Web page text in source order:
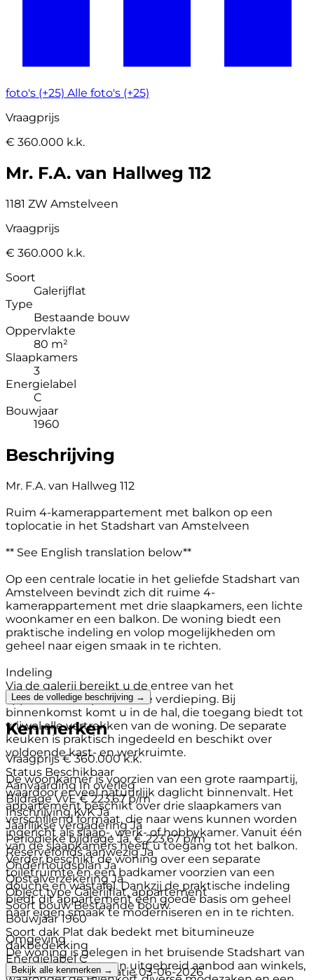
foto's (+25) Alle foto's (+25)
Vraagprijs
€ 360.000 k.k.
Mr. F.A. van Hallweg 112
1181 ZW Amstelveen
Vraagprijs
€ 360.000 k.k.
Soort
Galerijflat
Type
Bestaande bouw
Oppervlakte
80 m²
Slaapkamers
3
Energielabel
C
Bouwjaar
1960
Beschrijving
Mr. F.A. van Hallweg 112
Ruim 4-kamerappartement met balkon op een
toplocatie in het Stadshart van Amstelveen
** See English translation below**
Op een centrale locatie in het geliefde Stadshart van
Amstelveen bevindt zich dit ruime 4-
kamerappartement met drie slaapkamers, een lichte
woonkamer en een balkon. De woning biedt een
praktische indeling en volop mogelijkheden om
geheel naar eigen smaak in te richten.
Indeling
Via de galerij bereikt u de entree van het
appartement op de derde verdieping. Bij
binnenkomst komt u in de hal, die toegang biedt tot
vrijwel alle vertrekken van de woning. De separate
keuken is praktisch ingedeeld en beschikt over
voldoende kast- en werkruimte.
De woonkamer is voorzien van een grote raampartij,
waardoor er veel natuurlijk daglicht binnenvalt. Het
appartement beschikt over drie slaapkamers van
verschillend formaat, die naar wens kunnen worden
ingericht als slaap-, werk- of hobbykamer. Vanuit één
van de slaapkamers heeft u toegang tot het balkon.
Verder beschikt de woning over een separate
toiletruimte en een badkamer voorzien van een
douche en wastafel. Dankzij de praktische indeling
biedt dit appartement een goede basis om geheel
naar eigen smaak te moderniseren en in te richten.
Omgeving
De woning is gelegen in het bruisende Stadshart van
Amstelveen, met een uitgebreid aanbod aan winkels,
Lees de volledige beschrijving →
Kenmerken
Vraagprijs € 360.000 k.k.
Status Beschikbaar
Aanvaarding In overleg
Bijdrage VvE € 223.67 p/m
Inschrijving KvK Ja
Jaarlijkse vergadering Ja
Periodieke bijdrage Ja, € 223.67 p/m
Reservefonds aanwezig Ja
Onderhoudsplan Ja
Opstalverzekering Ja
Object type Galerijflat, appartement
Soort bouw Bestaande bouw
Bouwjaar 1960
Soort dak Plat dak bedekt met bitumineuze
dakbedekking
Energielabel C
Energielabel registratie 03-06-2026
Bekijk alle kenmerken →